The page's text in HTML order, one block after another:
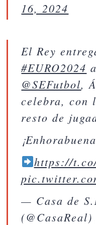
16, 2024
El Rey
#EURO2024
@SEFutbol,
celebra, con
resto de
https://
— Casa de